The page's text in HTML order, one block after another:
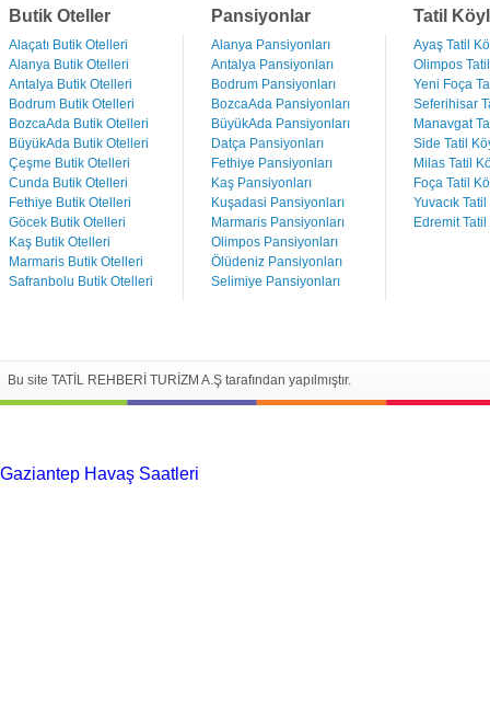
Butik Oteller
Alaçatı Butik Otelleri
Alanya Butik Otelleri
Antalya Butik Otelleri
Bodrum Butik Otelleri
BozcaAda Butik Otelleri
BüyükAda Butik Otelleri
Çeşme Butik Otelleri
Cunda Butik Otelleri
Fethiye Butik Otelleri
Göcek Butik Otelleri
Kaş Butik Otelleri
Marmaris Butik Otelleri
Safranbolu Butik Otelleri
Pansiyonlar
Alanya Pansiyonları
Antalya Pansiyonları
Bodrum Pansiyonları
BozcaAda Pansiyonları
BüyükAda Pansiyonları
Datça Pansiyonları
Fethiye Pansiyonları
Kaş Pansiyonları
Kuşadasi Pansiyonları
Marmaris Pansiyonları
Olimpos Pansiyonları
Ölüdeniz Pansiyonları
Selimiye Pansiyonları
Tatil
Ayaş Tatil
Olimpos
Yeni Foça
Seferihisar
Manavgat
Side Tatil
Milas Tatil
Foça Tatil
Yuvacık
Edremit
Bu site TATİL REHBERİ TURİZM A.Ş tarafından yapılmıştır.
Gaziantep Havaş Saatleri